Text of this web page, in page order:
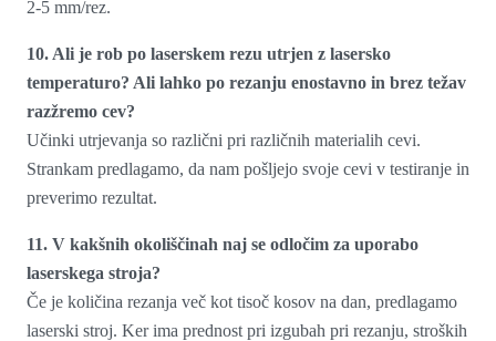
2-5 mm/rez.
10. Ali je rob po laserskem rezu utrjen z lasersko
temperaturo? Ali lahko po rezanju enostavno in brez težav
razžremo cev?
Učinki utrjevanja so različni pri različnih materialih cevi.
Strankam predlagamo, da nam pošljejo svoje cevi v testiranje in
preverimo rezultat.
11. V kakšnih okoliščinah naj se odločim za uporabo
laserskega stroja?
Če je količina rezanja več kot tisoč kosov na dan, predlagamo
laserski stroj. Ker ima prednost pri izgubah pri rezanju, stroških